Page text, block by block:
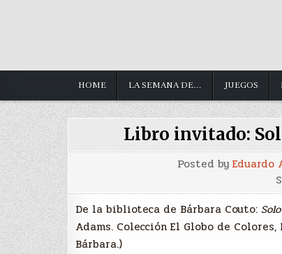
HOME LA SEMANA DE… JUEGOS
Libro invitado:
Posted by Eduardo
De la biblioteca de Bárbara Couto:
Adams. Colección El Globo de
Bárbara.)